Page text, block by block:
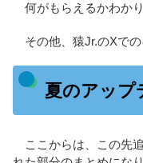
何がもらえるかわか
その他、猿Jr.のXでの
夏のアップ
ここからは、この先